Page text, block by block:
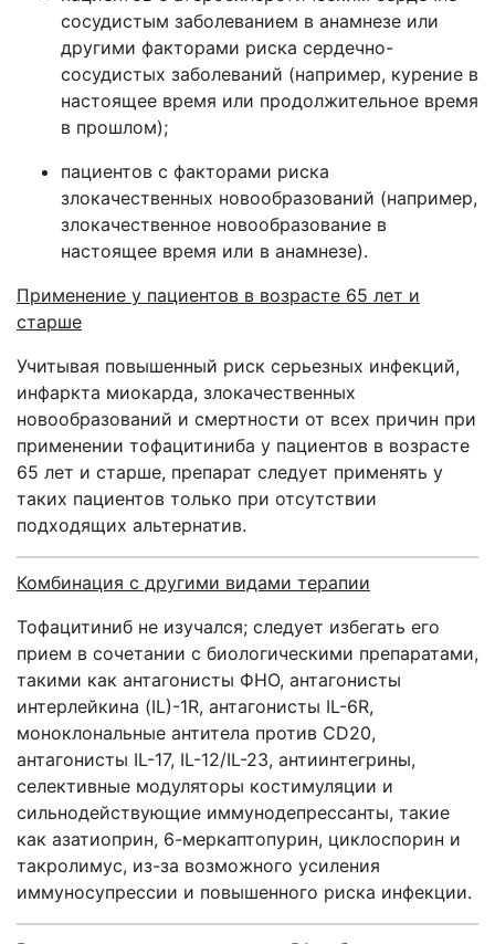
сосудистым заболеванием в анамнезе или
другими факторами риска сердечно-
сосудистых заболеваний (например, курение в
настоящее время или продолжительное время
в прошлом);
пациентов с факторами риска
злокачественных новообразований (например,
злокачественное новообразование в
настоящее время или в анамнезе).
Применение у пациентов в возрасте 65 лет и
старше
Учитывая повышенный риск серьезных инфекций,
инфаркта миокарда, злокачественных
новообразований и смертности от всех причин при
применении тофацитиниба у пациентов в возрасте
65 лет и старше, препарат следует применять у
таких пациентов только при отсутствии
подходящих альтернатив.
Комбинация с другими видами терапии
Тофацитиниб не изучался; следует избегать его
прием в сочетании с биологическими препаратами,
такими как антагонисты ФНО, антагонисты
интерлейкина (IL)-1R, антагонисты IL-6R,
моноклональные антитела против CD20,
антагонисты IL-17, IL-12/IL-23, антиинтегрины,
селективные модуляторы костимуляции и
сильнодействующие иммунодепрессанты, такие
как азатиоприн, 6-меркаптопурин, циклоспорин и
такролимус, из-за возможного усиления
иммуносупрессии и повышенного риска инфекции.